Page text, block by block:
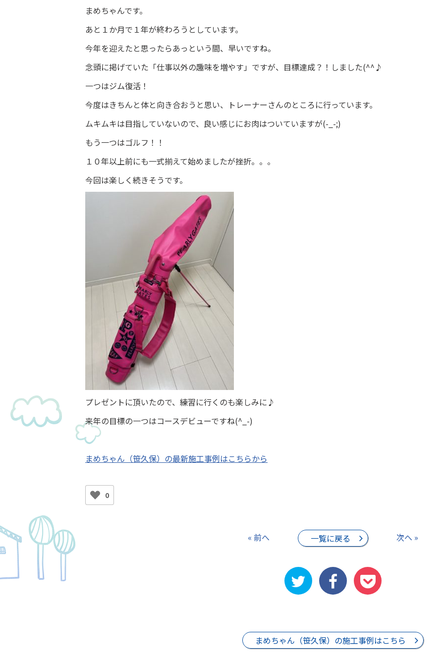
まめちゃんです。
あと１か月で１年が終わろうとしています。
今年を迎えたと思ったらあっという間、早いですね。
念頭に掲げていた「仕事以外の趣味を増やす」ですが、目標達成？！しました(^^♪
一つはジム復活！
今度はきちんと体と向き合おうと思い、トレーナーさんのところに行っています。
ムキムキは目指していないので、良い感じにお肉はついていますが(-_-;)
もう一つはゴルフ！！
１０年以上前にも一式揃えて始めましたが挫折。。。
今回は楽しく続きそうです。
プレゼントに頂いたので、練習に行くのも楽しみに♪
来年の目標の一つはコースデビューですね(^_-)
まめちゃん（笹久保）の最新施工事例はこちらから
0
« 前へ 一覧に戻る 次へ »
まめちゃん（笹久保）の施工事例はこちら